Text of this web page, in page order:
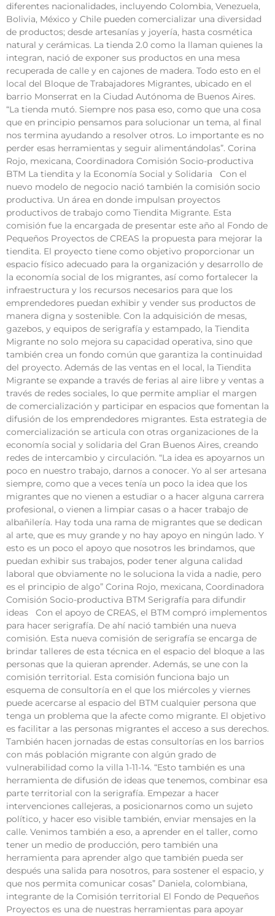
diferentes nacionalidades, incluyendo Colombia, Venezuela,
Bolivia, México y Chile pueden comercializar una diversidad
de productos; desde artesanías y joyería, hasta cosmética
natural y cerámicas. La tienda 2.0 como la llaman quienes la
integran, nació de exponer sus productos en una mesa
recuperada de calle y en cajones de madera. Todo esto en el
local del Bloque de Trabajadores Migrantes, ubicado en el
barrio Monserrat en la Ciudad Autónoma de Buenos Aires.
“La tienda mutó. Siempre nos pasa eso, como que una cosa
que en principio pensamos para solucionar un tema, al final
nos termina ayudando a resolver otros. Lo importante es no
perder esas herramientas y seguir alimentándolas”. Corina
Rojo, mexicana, Coordinadora Comisión Socio-productiva
BTM La tiendita y la Economía Social y Solidaria Con el
nuevo modelo de negocio nació también la comisión socio
productiva. Un área en donde impulsan proyectos
productivos de trabajo como Tiendita Migrante. Esta
comisión fue la encargada de presentar este año al Fondo de
Pequeños Proyectos de CREAS la propuesta para mejorar la
tiendita. El proyecto tiene como objetivo proporcionar un
espacio físico adecuado para la organización y desarrollo de
la economía social de los migrantes, así como fortalecer la
infraestructura y los recursos necesarios para que los
emprendedores puedan exhibir y vender sus productos de
manera digna y sostenible. Con la adquisición de mesas,
gazebos, y equipos de serigrafía y estampado, la Tiendita
Migrante no solo mejora su capacidad operativa, sino que
también crea un fondo común que garantiza la continuidad
del proyecto. Además de las ventas en el local, la Tiendita
Migrante se expande a través de ferias al aire libre y ventas a
través de redes sociales, lo que permite ampliar el margen
de comercialización y participar en espacios que fomentan la
difusión de los emprendedores migrantes. Esta estrategia de
comercialización se articula con otras organizaciones de la
economía social y solidaria del Gran Buenos Aires, creando
redes de intercambio y circulación. “La idea es apoyarnos un
poco en nuestro trabajo, darnos a conocer. Yo al ser artesana
siempre, como que a veces tenía un poco la idea que los
migrantes que no vienen a estudiar o a hacer alguna carrera
profesional, o vienen a limpiar casas o a hacer trabajo de
albañilería. Hay toda una rama de migrantes que se dedican
al arte, que es muy grande y no hay apoyo en ningún lado. Y
esto es un poco el apoyo que nosotros les brindamos, que
puedan exhibir sus trabajos, poder tener alguna calidad
laboral que obviamente no le soluciona la vida a nadie, pero
es el principio de algo” Corina Rojo, mexicana, Coordinadora
Comisión Socio-productiva BTM Serigrafía para difundir
ideas Con el apoyo de CREAS, el BTM compró implementos
para hacer serigrafía. De ahí nació también una nueva
comisión. Esta nueva comisión de serigrafía se encarga de
brindar talleres de esta técnica en el espacio del bloque a las
personas que la quieran aprender. Además, se une con la
comisión territorial. Esta comisión funciona bajo un
esquema de consultoría en el que los miércoles y viernes
puede acercarse al espacio del BTM cualquier persona que
tenga un problema que la afecte como migrante. El objetivo
es facilitar a las personas migrantes el acceso a sus derechos.
También hacen jornadas de estas consultorías en los barrios
con más población migrante con algún grado de
vulnerabilidad como la villa 1-11-14. “Esto también es una
herramienta de difusión de ideas que tenemos, combinar esa
parte territorial con la serigrafía. Empezar a hacer
intervenciones callejeras, a posicionarnos como un sujeto
político, y hacer eso visible también, enviar mensajes en la
calle. Venimos también a eso, a aprender en el taller, como
tener un medio de producción, pero también una
herramienta para aprender algo que también pueda ser
después una salida para nosotros, para sostener el espacio, y
que nos permita comunicar cosas” Daniela, colombiana,
integrante de la Comisión territorial El Fondo de Pequeños
Proyectos es una de nuestras herramientas para apoyar